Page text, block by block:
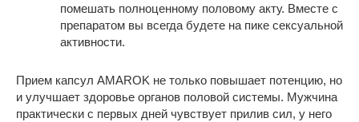
помешать полноценному половому акту. Вместе с
препаратом вы всегда будете на пике сексуальной
активности.
Прием капсул AMAROK не только повышает потенцию, но
и улучшает здоровье органов половой системы. Мужчина
практически с первых дней чувствует прилив сил, у него